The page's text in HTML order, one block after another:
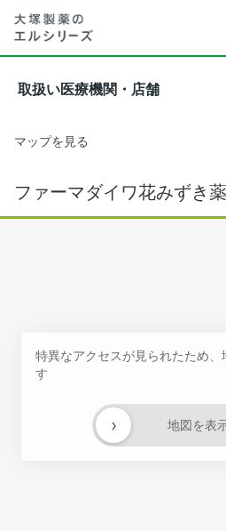
取扱い医療機関・店舗
マップを見る
ファーマダイワ花みずき
特異なアクセスが見られたため、
す
地図を表
›